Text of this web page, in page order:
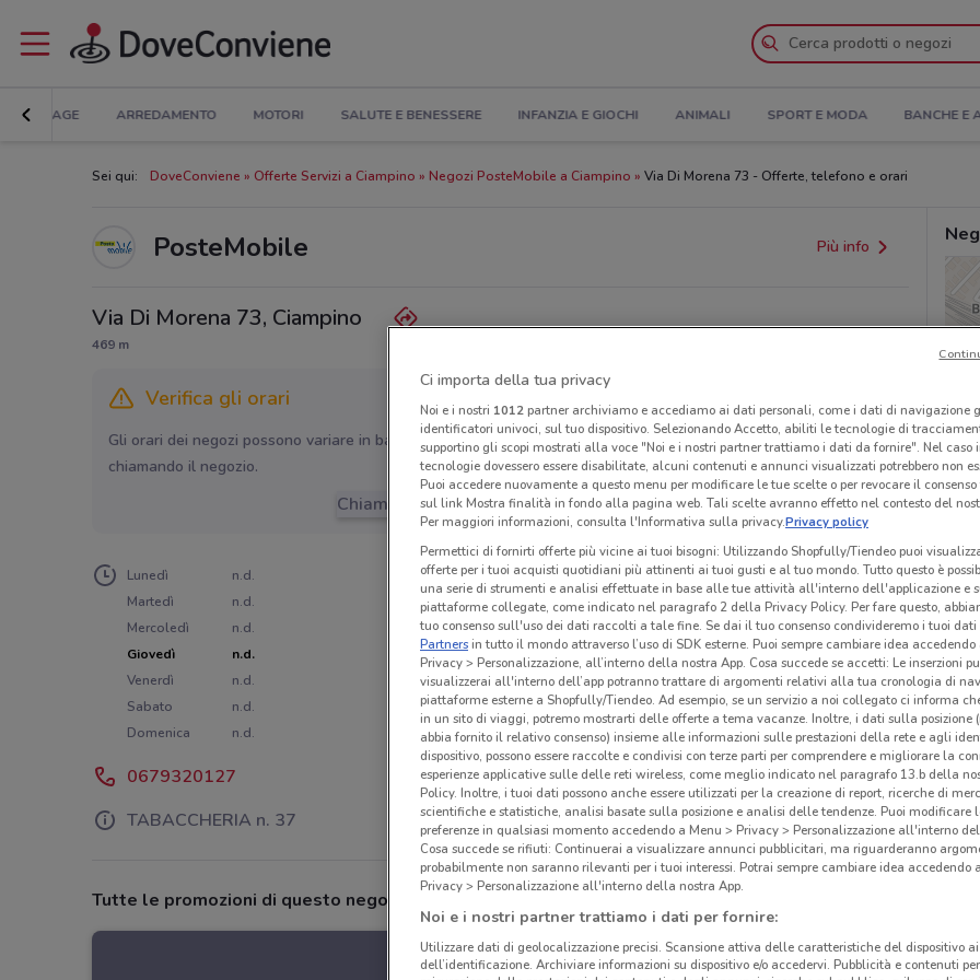
BRICOLAGE ARREDAMENTO MOTORI SALUTE E BENESSERE INFANZIA E GIOCHI ANIMALI SPORT E MODA BANCHE E
Sei qui: DoveConviene Offerte Servizi a Ciampino Negozi PosteMobile a Ciampino Via Di Morena 73 - Offerte, telefono e orari
PosteMobile Più info
Via Di Morena 73, Ciampino
469 m
Verifica gli orari
Gli orari dei negozi possono variare in base agli ultimi provvedimenti regionali o nazionali. Verifica l’accuratezza
chiamando il negozio.
Chiama il negozio
Lunedì
n.d.
Martedì
n.d.
Mercoledì
n.d.
Giovedì
n.d.
Venerdì
n.d.
Sabato
n.d.
Domenica
n.d.
0679320127
TABACCHERIA n. 37
Tutte le promozioni di questo negozio
Ci importa della tua privacy
Noi e i nostri 1012partner archiviamo e accediamo ai dati personali, come i dati di navigazione
identificatori univoci, sul tuo dispositivo. Selezionando Accetto, abiliti le tecnologie di
supportino gli scopi mostrati alla voce "Noi e i nostri partner trattiamo i dati da fornire". Nel caso
tecnologie dovessero essere disabilitate, alcuni contenuti e annunci visualizzati potrebbero non
Puoi accedere nuovamente a questo menu per modificare le tue scelte o per revocare il
sul link Mostra finalità in fondo alla pagina web. Tali scelte avranno effetto nel contesto del
Per maggiori informazioni, consulta l'Informativa sulla privacy.Privacy policy
Permettici di fornirti offerte più vicine ai tuoi bisogni: Utilizzando Shopfully/Tiendeo puoi
offerte per i tuoi acquisti quotidiani più attinenti ai tuoi gusti e al tuo mondo. Tutto questo è
una serie di strumenti e analisi effettuate in base alle tue attività all'interno dell'applicazione e
piattaforme collegate, come indicato nel paragrafo 2 della Privacy Policy. Per fare questo,
tuo consenso sull'uso dei dati raccolti a tale fine. Se dai il tuo consenso condivideremo i tuoi dati
Partnersin tutto il mondo attraverso l’uso di SDK esterne. Puoi sempre cambiare idea accedendo
Privacy > Personalizzazione, all’interno della nostra App. Cosa succede se accetti: Le inserzioni
visualizzerai all'interno dell’app potranno trattare di argomenti relativi alla tua cronologia di
piattaforme esterne a Shopfully/Tiendeo. Ad esempio, se un servizio a noi collegato ci informa
in un sito di viaggi, potremo mostrarti delle offerte a tema vacanze. Inoltre, i dati sulla posizione
abbia fornito il relativo consenso) insieme alle informazioni sulle prestazioni della rete e agli
dispositivo, possono essere raccolte e condivisi con terze parti per comprendere e migliorare la
esperienze applicative sulle delle reti wireless, come meglio indicato nel paragrafo 13.b della
Policy. Inoltre, i tuoi dati possono anche essere utilizzati per la creazione di report, ricerche di
scientifiche e statistiche, analisi basate sulla posizione e analisi delle tendenze. Puoi modificare
preferenze in qualsiasi momento accedendo a Menu > Privacy > Personalizzazione all'interno
Cosa succede se rifiuti: Continuerai a visualizzare annunci pubblicitari, ma riguarderanno
probabilmente non saranno rilevanti per i tuoi interessi. Potrai sempre cambiare idea accedendo
Privacy > Personalizzazione all'interno della nostra App.
Noi e i nostri partner trattiamo i dati per fornire:
Utilizzare dati di geolocalizzazione precisi. Scansione attiva delle caratteristiche del dispositivo
dell’identificazione. Archiviare informazioni su dispositivo e/o accedervi. Pubblicità e contenuti